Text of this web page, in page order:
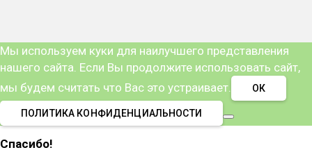
Мы используем куки для наилучшего представления
нашего сайта. Если Вы продолжите использовать сайт,
мы будем считать что Вас это устраивает.
ОК
ПОЛИТИКА КОНФИДЕНЦИАЛЬНОСТИ
Спасибо!